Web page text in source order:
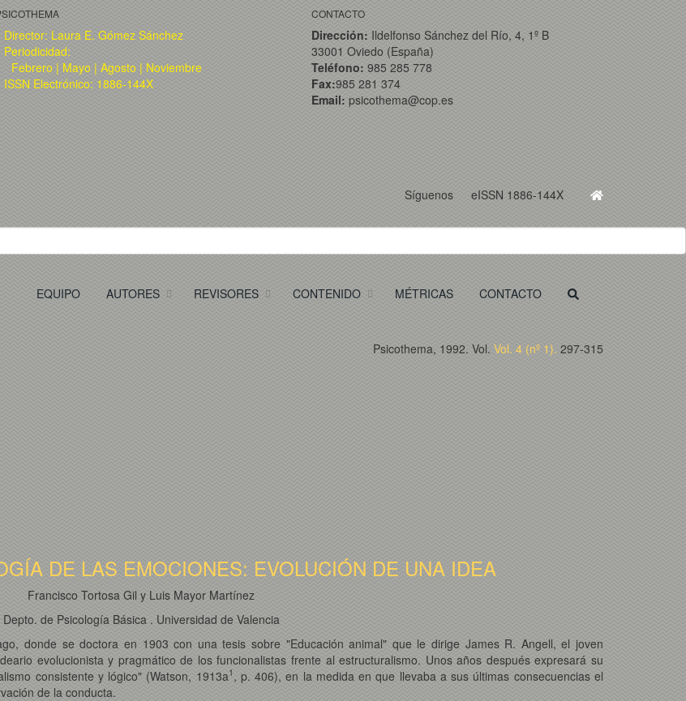
Director: Laura E. Gómez Sánchez
Periodicidad:
Febrero | Mayo | Agosto | Noviembre
ISSN Electrónico: 1886-144X
CONTACTO
Dirección: Ildelfonso Sánchez del Río, 4, 1º B
33001 Oviedo (España)
Teléfono: 985 285 778
Fax:985 281 374
Email: psicothema@cop.es
Síguenos eISSN 1886-144X
EQUIPO AUTORES REVISORES CONTENIDO MÉTRICAS CONTACTO
Psicothema, 1992. Vol. Vol. 4 (nº 1). 297-315
DE LAS EMOCIONES: EVOLUCIÓN DE UNA IDEA
Francisco Tortosa Gil y Luis Mayor Martínez
Depto. de Psicología Básica . Universidad de Valencia
donde se doctora en 1903 con una tesis sobre "Educación animal" que le dirige James R. Angell, el joven
evolucionista y pragmático de los funcionalistas frente al estructuralismo. Unos años después expresará su
consistente y lógico" (Watson, 1913a1 , p. 406), en la medida en que llevaba a sus últimas consecuencias el
de la conducta.